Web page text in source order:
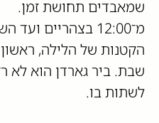
שמאבדים תחושת זמן.
מ־12:00 בצהריים ועד
הקטנות של הלילה,
שבת. ביר גארדן הוא לא
לשתות בו.